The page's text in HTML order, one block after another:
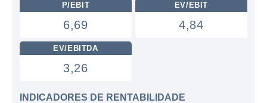
P/EBIT
6,69
EV/EBIT
4,84
EV/EBITDA
3,26
INDICADORES DE RENTABILIDADE